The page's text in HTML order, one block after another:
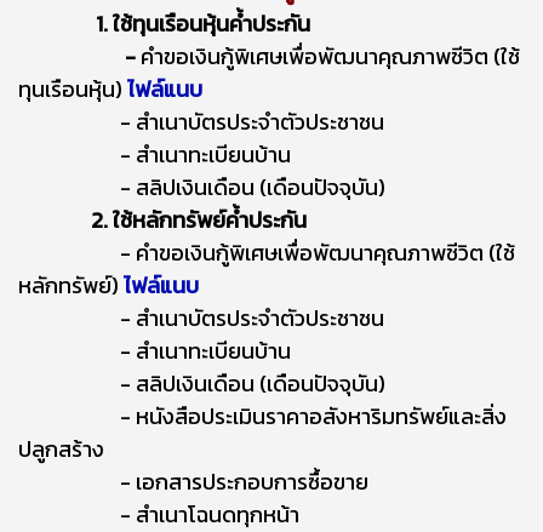
1.ใช้ทุนเรือนหุ้นค้ำประกัน
-คำขอเงินกู้พิเศษเพื่อพัฒนาคุณภาพชีวิต (ใช้
ทุนเรือนหุ้น)ไฟล์แนบ
- สำเนาบัตรประจำตัวประชาชน
- สำเนาทะเบียนบ้าน
- สลิปเงินเดือน (เดือนปัจจุบัน)
2. ใช้หลักทรัพย์ค้ำประกัน
- คำขอเงินกู้พิเศษเพื่อพัฒนาคุณภาพชีวิต (ใช้
หลักทรัพย์)ไฟล์แนบ
- สำเนาบัตรประจำตัวประชาชน
- สำเนาทะเบียนบ้าน
- สลิปเงินเดือน (เดือนปัจจุบัน)
- หนังสือประเมินราคาอสังหาริมทรัพย์และสิ่ง
ปลูกสร้าง
- เอกสารประกอบการซื้อขาย
- สำเนาโฉนดทุกหน้า